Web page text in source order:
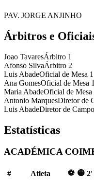
PAV. JORGE ANJINHO
Árbitros e
Joao TavaresÁrbitro 1
Afonso SilvaÁrbitro 2
Luis AbadeOficial de Mesa 1
Ana GomesOficial de Mesa 1
Maria AbadeOficial de Mesa
Antonio MarquesDiretor de
Luis AbadeDiretor de Campo
Estatísticas
ACADÉMICA
# Atleta ⚽ 🟡 2'